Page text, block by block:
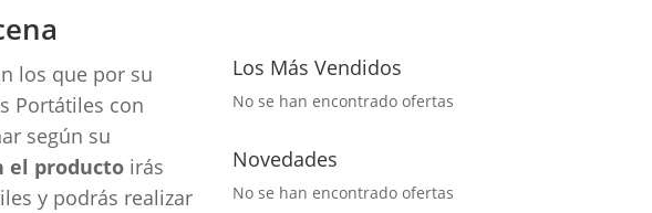
los que por su
Portátiles con
según su
el producto irás
y podrás realizar
Los Más Vendidos
No se han encontrado ofertas
Novedades
No se han encontrado ofertas